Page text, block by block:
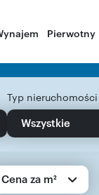
Pierwotny
Typ nieruchomości
Wszystkie
Cena za m²